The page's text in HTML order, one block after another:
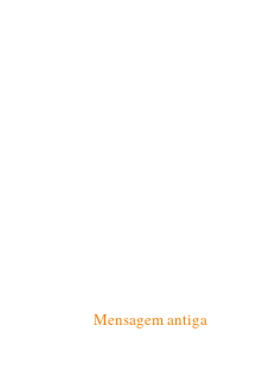
Mensagem antiga